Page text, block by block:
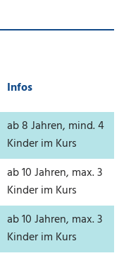
Infos
ab 8 Jahren, mind. 4
Kinder im Kurs
ab 10 Jahren, max. 3
Kinder im Kurs
ab 10 Jahren, max. 3
Kinder im Kurs